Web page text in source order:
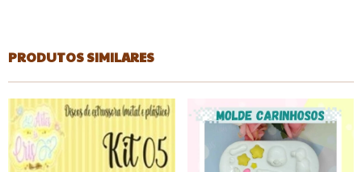
PRODUTOS SIMILARES